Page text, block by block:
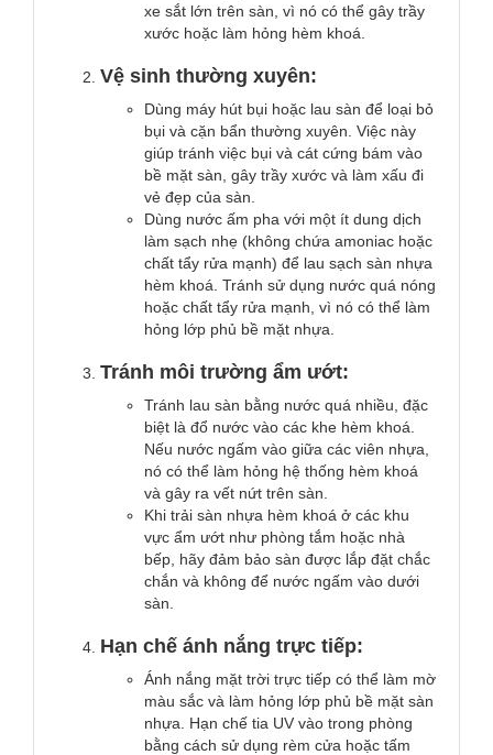
xe sắt lớn trên sàn, vì nó có thể gây trầy
xước hoặc làm hỏng hèm khoá.
Vệ sinh thường xuyên:
Dùng máy hút bụi hoặc lau sàn để loại bỏ
bụi và cặn bẩn thường xuyên. Việc này
giúp tránh việc bụi và cát cứng bám vào
bề mặt sàn, gây trầy xước và làm xấu đi
vẻ đẹp của sàn.
Dùng nước ấm pha với một ít dung dịch
làm sạch nhẹ (không chứa amoniac hoặc
chất tẩy rửa mạnh) để lau sạch sàn nhựa
hèm khoá. Tránh sử dụng nước quá nóng
hoặc chất tẩy rửa mạnh, vì nó có thể làm
hỏng lớp phủ bề mặt nhựa.
Tránh môi trường ẩm ướt:
Tránh lau sàn bằng nước quá nhiều, đặc
biệt là đổ nước vào các khe hèm khoá.
Nếu nước ngấm vào giữa các viên nhựa,
nó có thể làm hỏng hệ thống hèm khoá
và gây ra vết nứt trên sàn.
Khi trải sàn nhựa hèm khoá ở các khu
vực ẩm ướt như phòng tắm hoặc nhà
bếp, hãy đảm bảo sàn được lắp đặt chắc
chắn và không để nước ngấm vào dưới
sàn.
Hạn chế ánh nắng trực tiếp:
Ánh nắng mặt trời trực tiếp có thể làm mờ
màu sắc và làm hỏng lớp phủ bề mặt sàn
nhựa. Hạn chế tia UV vào trong phòng
bằng cách sử dụng rèm cửa hoặc tấm